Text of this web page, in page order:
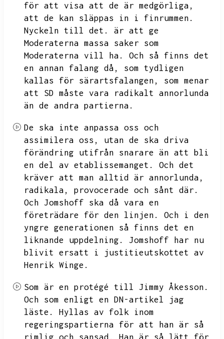
för att visa att de är medgörliga,
att de kan släppas in i finrummen.
Nyckeln till det.
är att ge
Moderaterna massa saker som
Moderaterna vill ha.
Och så finns det
en annan falang då,
som tydligen
kallas för särartsfalangen,
som menar
att SD måste vara radikalt annorlunda
än de andra partierna.
De ska inte anpassa oss och
assimilera oss,
utan de ska driva
förändring utifrån snarare än att bli
en del av etablissemanget.
Och det
kräver att man alltid är annorlunda,
radikala,
provocerade och sånt där.
Och Jomshoff ska då vara en
företrädare för den linjen.
Och i den
yngre generationen så finns det en
liknande uppdelning.
Jomshoff har nu
blivit ersatt i justitieutskottet av
Henrik Winge.
Som är en protégé till Jimmy Åkesson.
Och som enligt en DN-artikel jag
läste.
Hyllas av folk inom
regeringspartierna för att han är så
rimlig och sansad.
Han är så lätt för